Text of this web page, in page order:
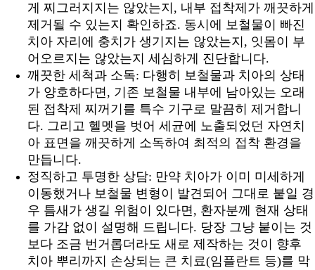
게 찌그러지지는 않았는지, 내부 접착제가 깨끗하게
제거될 수 있는지 확인하죠. 동시에 보철물이 빠진
치아 자리에 충치가 생기지는 않았는지, 잇몸이 부
어오르지는 않았는지 세심하게 진단합니다.
깨끗한 세척과 소독: 다행히 보철물과 치아의 상태
가 양호하다면, 기존 보철물 내부에 남아있는 오래
된 접착제 찌꺼기를 특수 기구로 말끔히 제거합니
다. 그리고 헬멧을 벗어 세균에 노출되었던 자연치
아 표면을 깨끗하게 소독하여 최적의 접착 환경을
만듭니다.
정직하고 투명한 상담: 만약 치아가 이미 미세하게
이동했거나 보철물 변형이 발견되어 그대로 붙일 경
우 틈새가 생길 위험이 있다면, 환자분께 현재 상태
를 가감 없이 설명해 드립니다. 당장 그냥 붙이는 것
보다 조금 번거롭더라도 새로 제작하는 것이 향후
치아 뿌리까지 손상되는 큰 치료(임플란트 등)를 막